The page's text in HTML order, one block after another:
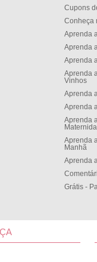
Cupons
Conheça
Aprenda
Aprenda
Aprenda
Aprenda
Vinhos
Aprenda
Aprenda
Aprenda
Aprenda
Manh
Aprenda
Grátis -